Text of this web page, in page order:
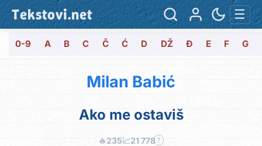
Tekstovi.net ☰
0-9 A B C Č Ć D DŽ Đ E F G
Milan Babić
Ako me ostaviš
🔥235📈21 778 ?